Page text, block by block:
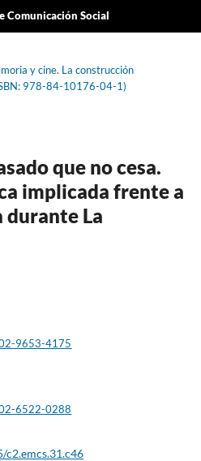
Comunicación Social
y cine. La construcción
978-84-10176-04-1)
que no cesa.
implicada frente a
La
9653-4175
6522-0288